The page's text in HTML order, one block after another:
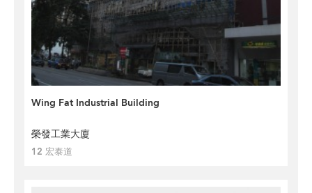
Wing Fat Industrial Building
榮發工業大廈
12 宏泰道